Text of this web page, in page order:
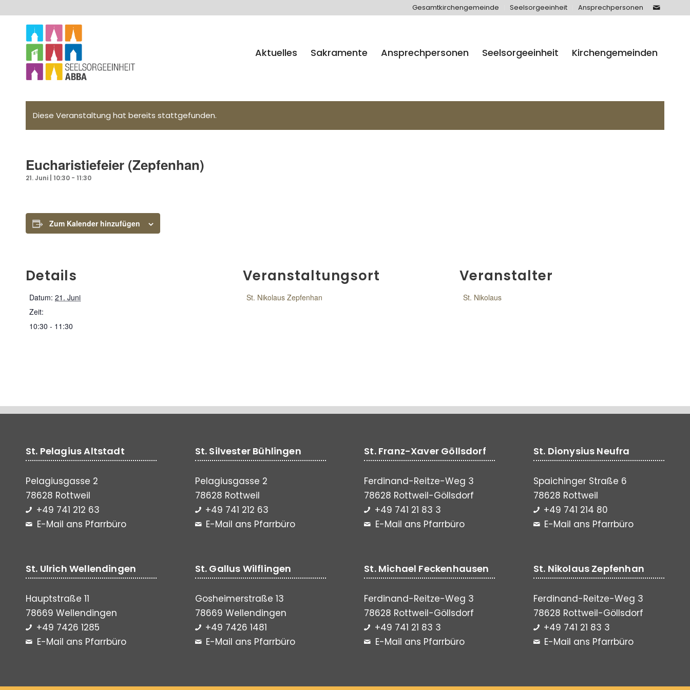
Gesamtkirchengemeinde Seelsorgeeinheit Ansprechpersonen
Aktuelles Sakramente Ansprechpersonen Seelsorgeeinheit Kirchengemeinden
Diese Veranstaltung hat bereits stattgefunden.
Eucharistiefeier (Zepfenhan)
21. Juni | 10:30 - 11:30
Zum Kalender hinzufügen
Details
Datum: 21. Juni
Zeit:
10:30 - 11:30
Veranstaltungsort
St. Nikolaus Zepfenhan
Veranstalter
St. Nikolaus
St. Pelagius Altstadt
Pelagiusgasse 2
78628 Rottweil
+49 741 212 63
E-Mail ans Pfarrbüro
St. Ulrich Wellendingen
Hauptstraße 11
78669 Wellendingen
+49 7426 1285
E-Mail ans Pfarrbüro
St. Silvester Bühlingen
Pelagiusgasse 2
78628 Rottweil
+49 741 212 63
E-Mail ans Pfarrbüro
St. Gallus Wilflingen
Gosheimerstraße 13
78669 Wellendingen
+49 7426 1481
E-Mail ans Pfarrbüro
St. Franz-Xaver Göllsdorf
Ferdinand-Reitze-Weg 3
78628 Rottweil-Göllsdorf
+49 741 21 83 3
E-Mail ans Pfarrbüro
St. Michael Feckenhausen
Ferdinand-Reitze-Weg 3
78628 Rottweil-Göllsdorf
+49 741 21 83 3
E-Mail ans Pfarrbüro
St. Dionysius Neufra
Spaichinger Straße 6
78628 Rottweil
+49 741 214 80
E-Mail ans Pfarrbüro
St. Nikolaus Zepfenhan
Ferdinand-Reitze-Weg 3
78628 Rottweil-Göllsdorf
+49 741 21 83 3
E-Mail ans Pfarrbüro